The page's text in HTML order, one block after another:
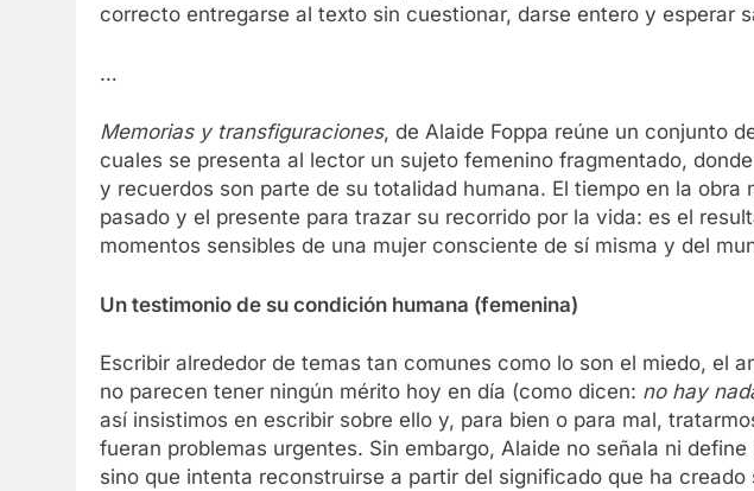
correcto entregarse al texto sin cuestionar, darse entero y esperar
…
Memorias y transfiguraciones, de Alaide Foppa reúne un conjunto
cuales se presenta al lector un sujeto femenino fragmentado,
y recuerdos son parte de su totalidad humana. El tiempo en la obra
pasado y el presente para trazar su recorrido por la vida: es el
momentos sensibles de una mujer consciente de sí misma y del
Un testimonio de su condición humana (femenina)
Escribir alrededor de temas tan comunes como lo son el miedo, el
no parecen tener ningún mérito hoy en día (como dicen: no hay
así insistimos en escribir sobre ello y, para bien o para mal,
fueran problemas urgentes. Sin embargo, Alaide no señala ni
sino que intenta reconstruirse a partir del significado que ha creado